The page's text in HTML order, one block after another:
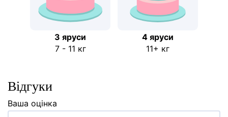
3 яруси
7 - 11 кг
4 яруси
11+ кг
Відгуки
Ваша оцінка